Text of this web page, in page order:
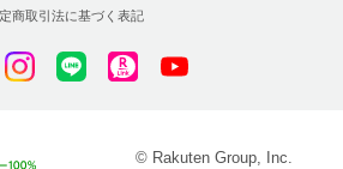
商取引法に基づく表記
© Rakuten Group, Inc.